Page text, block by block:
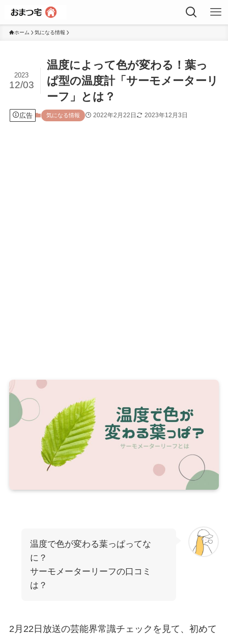
ホーム 気になる情報
温度によって色が変わる！葉っ
ぱ型の温度計「サーモメーターリ
ーフ」とは？
2023
12/03
広告 気になる情報 2022年2月22日 2023年12月3日
温度で色が変わる葉っぱってな
に？
サーモメーターリーフの口コミ
は？
2月22日放送の芸能界常識チェック を見て、初めて